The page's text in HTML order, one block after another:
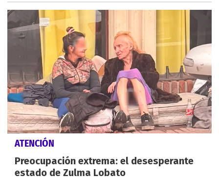
ATENCIÓN
Preocupación extrema: el desesperante
estado de Zulma Lobato